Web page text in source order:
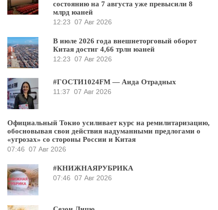
состоянию на 7 августа уже превысили 8
млрд юаней
12:23 07 Авг 2026
В июле 2026 года внешнеторговый оборот
Китая достиг 4,66 трлн юаней
12:23 07 Авг 2026
#ГОСТИ1024FM — Аида Отрадных
11:37 07 Авг 2026
Официальный Токио усиливает курс на ремилитаризацию,
обосновывая свои действия надуманными предлогами о
«угрозах» со стороны России и Китая
07:46 07 Авг 2026
#КНИЖНАЯРУБРИКА
07:46 07 Авг 2026